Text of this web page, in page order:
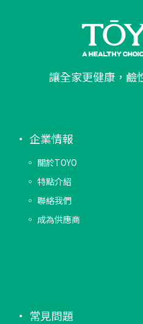
讓全家更健康，鹼
企業情報
關於TOYO
特點介紹
聯絡我們
成為供應商
常見問題